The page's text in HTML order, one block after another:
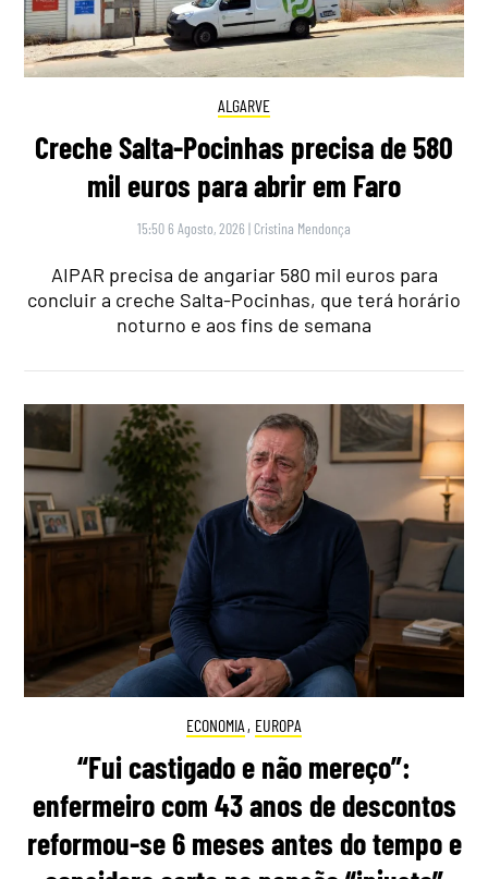
ALGARVE
Creche Salta-Pocinhas precisa de 580
mil euros para abrir em Faro
15:50 6 Agosto, 2026 | Cristina Mendonça
AIPAR precisa de angariar 580 mil euros para
concluir a creche Salta-Pocinhas, que terá horário
noturno e aos fins de semana
ECONOMIA , EUROPA
“Fui castigado e não mereço”:
enfermeiro com 43 anos de descontos
reformou-se 6 meses antes do tempo e